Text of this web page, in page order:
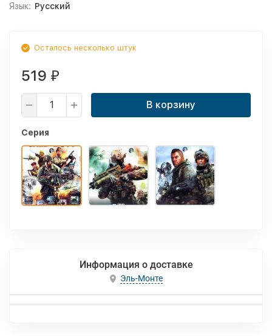
Язык: Русский
Осталось несколько штук
519 ₽
В корзину
Серия
Информация о доставке
Эль-Монте